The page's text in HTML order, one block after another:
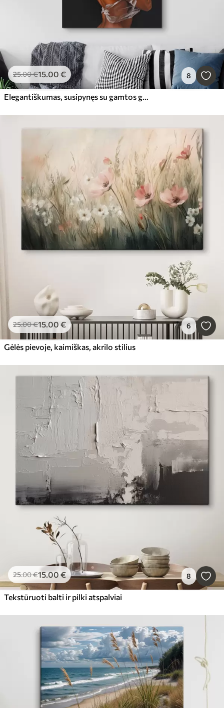
25.00€15.00 € 8
Elegantiškumas, susipynęs su gamtos grožiu
25.00€15.00 € 6
Gėlės pievoje, kaimiškas, akrilo stilius
25.00€15.00 € 8
Tekstūruoti balti ir pilki atspalviai